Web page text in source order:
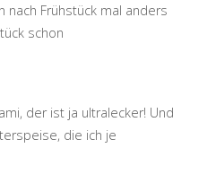
nach Frühstück mal anders
schon
der ist ja ultralecker! Und
die ich je